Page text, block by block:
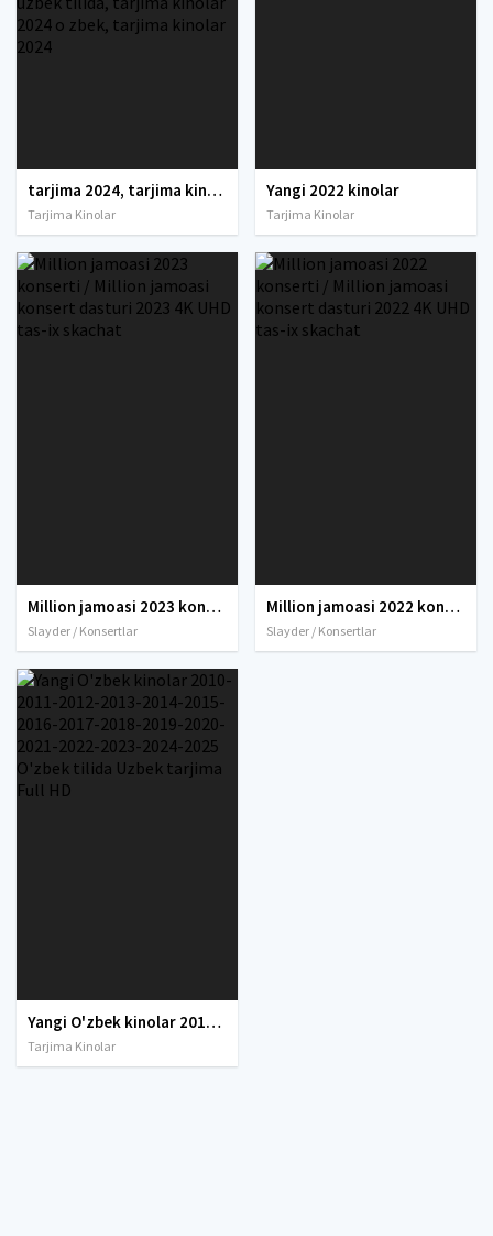
tarjima 2024, tarjima kinolar 2024, uzbek tarjima 2024, tarjima kinolar tilida tilida 2024, uzbek tilida tarjima 2024, kino tarjima 2024, uzbek tarjima kinolar 2024, tarjima kinolar 2024 uzbek tilida, tarjima kinolar 2024 o zbek, tarjima kinolar 2024
Tarjima Kinolar
Yangi 2022 kinolar
Tarjima Kinolar
Million jamoasi 2023 konserti / Million jamoasi konsert dasturi 2023 4K UHD tas-ix skachat
Slayder / Konsertlar
Million jamoasi 2022 konserti / Million jamoasi konsert dasturi 2022 4K UHD tas-ix skachat
Slayder / Konsertlar
Yangi O'zbek kinolar 2010-2011-2012-2013-2014-2015-2016-2017-2018-2019-2020-2021-2022-2023-2024-2025 O'zbek tilida Uzbek tarjima Full HD
Tarjima Kinolar